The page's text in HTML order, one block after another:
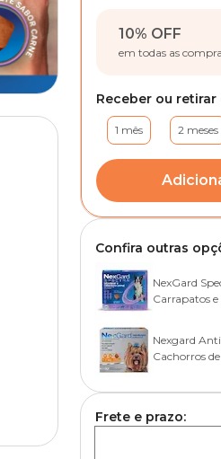
10% OFF
em todas as
Receber ou retirar
1 mês 2 meses
Confira outras
NexGard
Carrapatos
Nexgard
Cachorros
Frete e prazo: